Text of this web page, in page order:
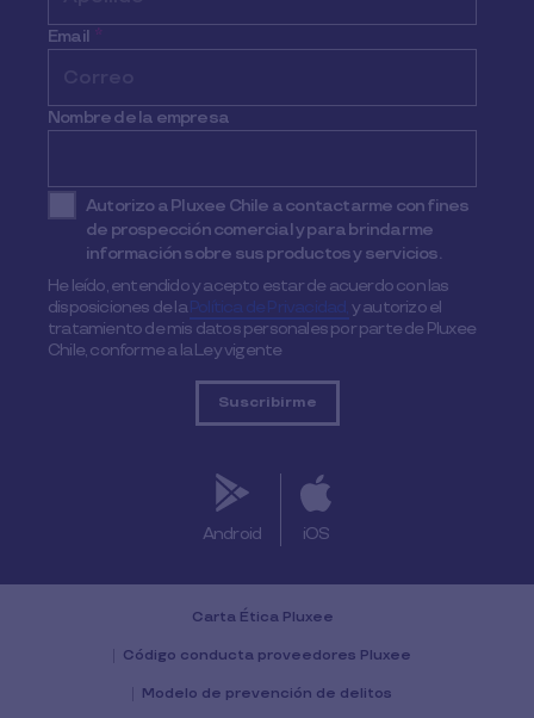
Email *
Nombre de la empresa
Autorizo a Pluxee Chile a contactarme con fines
de prospección comercial y para brindarme
información sobre sus productos y servicios.
He leído, entendido y acepto estar de acuerdo con las
disposiciones de laPolítica de Privacidad,y autorizo el
tratamiento de mis datos personales por parte de Pluxee
Chile, conforme a la Ley vigente
Android iOS
Carta Ética Pluxee
Código conducta proveedores Pluxee
Modelo de prevención de delitos